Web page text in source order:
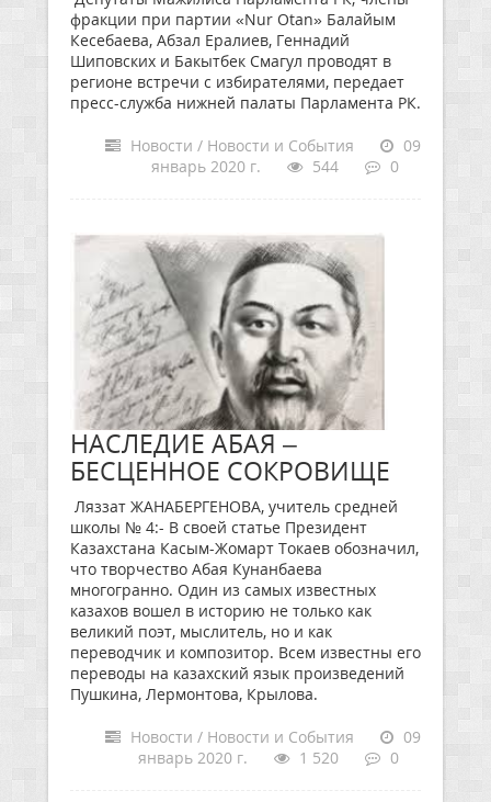
фракции при партии «Nur Otan» Балайым
Кесебаева, Абзал Ералиев, Геннадий
Шиповских и Бакытбек Смагул проводят в
регионе встречи с избирателями, передает
пресс-служба нижней палаты Парламента РК.
Новости / Новости и События
09
январь 2020 г.
544 0
НАСЛЕДИЕ АБАЯ –
БЕСЦЕННОЕ СОКРОВИЩЕ
Ляззат ЖАНАБЕРГЕНОВА, учитель средней
школы № 4:- В своей статье Президент
Казахстана Касым-Жомарт Токаев обозначил,
что творчество Абая Кунанбаева
многогранно. Один из самых известных
казахов вошел в историю не только как
великий поэт, мыслитель, но и как
переводчик и композитор. Всем известны его
переводы на казахский язык произведений
Пушкина, Лермонтова, Крылова.
Новости / Новости и События
09
январь 2020 г.
1 520 0